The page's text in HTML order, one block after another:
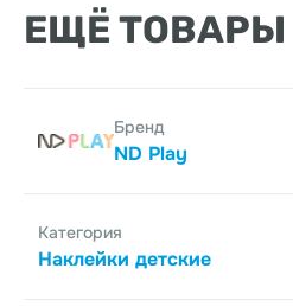
ЕЩЁ ТОВАРЫ
Бренд
ND Play
Категория
Наклейки детские